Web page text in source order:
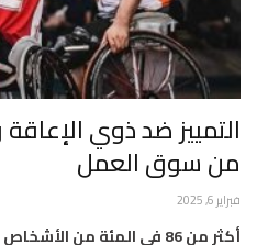
التمييز ضد ذوي
من سوق العمل
فبراير 6, 2025
أكثر من 86 في المئة من